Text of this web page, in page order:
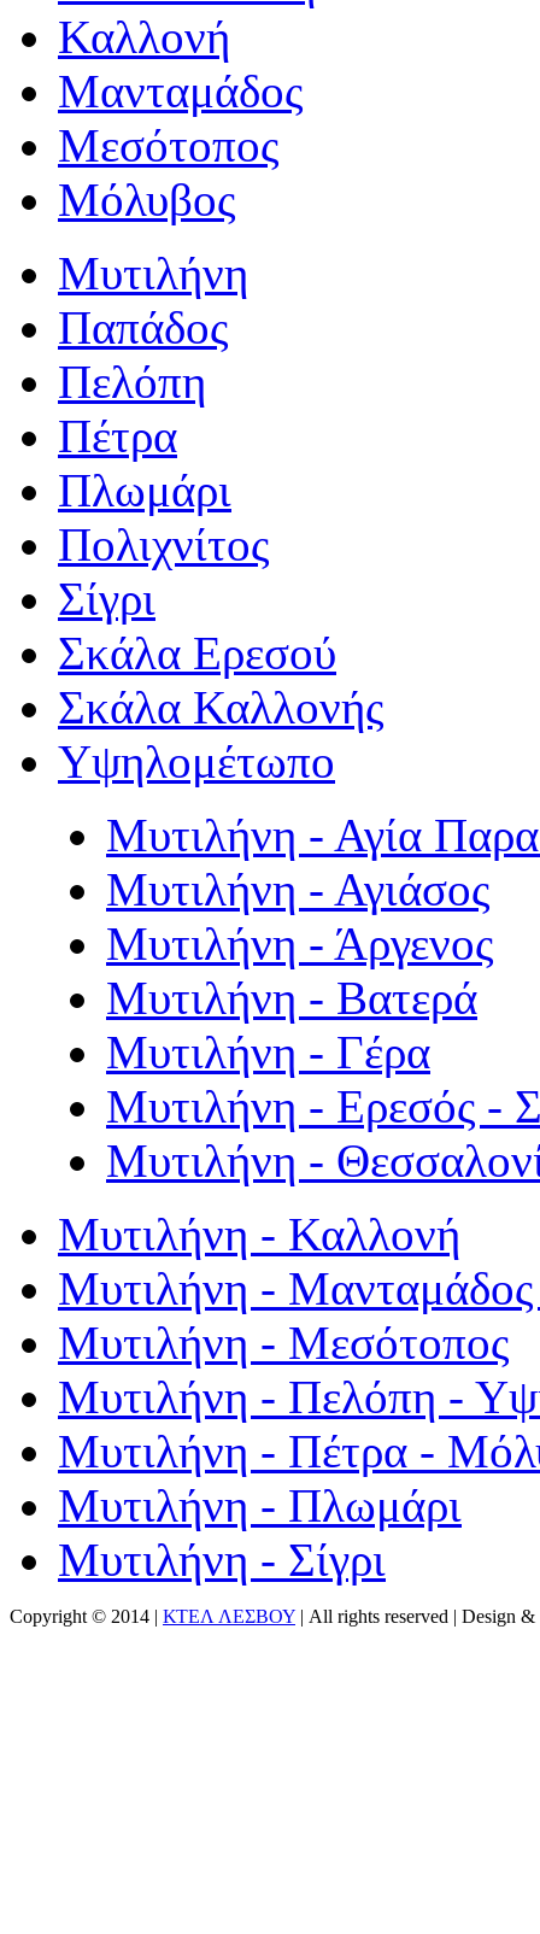
Καλλονή
Μανταμάδος
Μεσότοπος
Μόλυβος
Μυτιλήνη
Παπάδος
Πελόπη
Πέτρα
Πλωμάρι
Πολιχνίτος
Σίγρι
Σκάλα Ερεσού
Σκάλα Καλλονής
Υψηλομέτωπο
Μυτιλήνη - Αγία
Μυτιλήνη - Αγιάσος
Μυτιλήνη - Άργενος
Μυτιλήνη - Βατερά
Μυτιλήνη - Γέρα
Μυτιλήνη - Ερεσός -
Μυτιλήνη -
Μυτιλήνη - Καλλονή
Μυτιλήνη - Μανταμάδος
Μυτιλήνη - Μεσότοπος
Μυτιλήνη - Πελόπη -
Μυτιλήνη - Πέτρα -
Μυτιλήνη - Πλωμάρι
Μυτιλήνη - Σίγρι
Copyright © 2014 | ΚΤΕΛ ΛΕΣΒΟΥ | All rights reserved | Design &